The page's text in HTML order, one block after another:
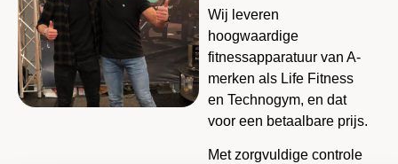
Wij leveren
hoogwaardige
fitnessapparatuur van A-
merken als Life Fitness
en Technogym, en dat
voor een betaalbare prijs.
Met zorgvuldige controle